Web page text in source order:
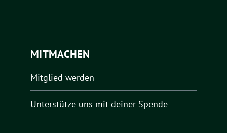
MITMACHEN
Mitglied werden
Unterstütze uns mit deiner Spende